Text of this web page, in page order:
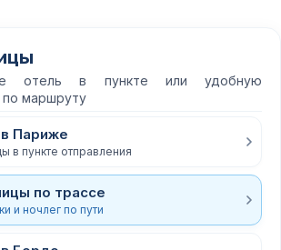
отель в пункте или удобную
по маршруту
Париже
в пункте отправления
по трассе
и ночлег по пути